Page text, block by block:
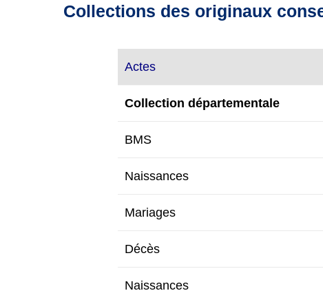
Collections des originaux
Actes
Collection départementale
BMS
Naissances
Mariages
Décès
Naissances